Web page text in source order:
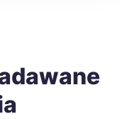
421 zł